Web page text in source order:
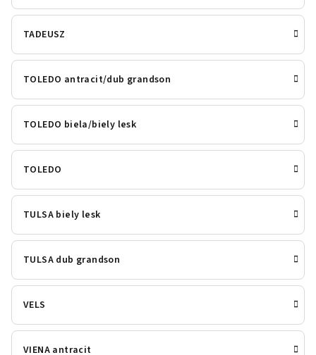
TADEUSZ
TOLEDO antracit/dub grandson
TOLEDO biela/biely lesk
TOLEDO
TULSA biely lesk
TULSA dub grandson
VELS
VIENA antracit